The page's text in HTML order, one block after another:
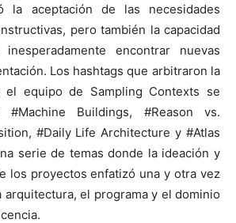
la aceptación de las necesidades
pero también la capacidad
encontrar nuevas
Los hashtags que arbitraron la
el equipo de Sampling Contexts se
#Machine Buildings, #Reason vs.
#Daily Life Architecture y #Atlas
serie de temas donde la ideación y
los proyectos enfatizó una y otra vez
arquitectura, el programa y el dominio